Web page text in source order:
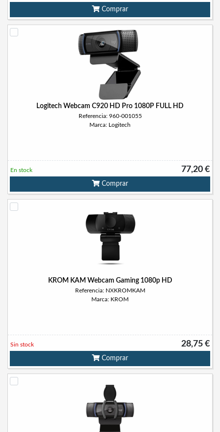
Comprar
Logitech Webcam C920 HD Pro 1080P FULL HD
Referencia: 960-001055
Marca: Logitech
77,20 €
En stock
Comprar
KROM KAM Webcam Gaming 1080p HD
Referencia: NXKROMKAM
Marca: KROM
28,75 €
Sin stock
Comprar